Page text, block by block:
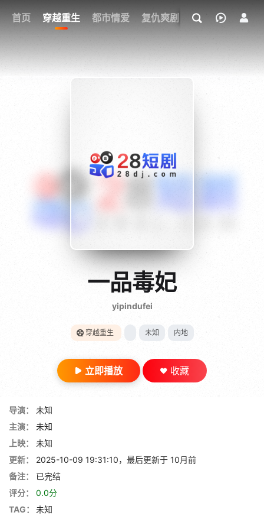
首页 穿越重生 都市情爱 复仇爽剧 玄幻武侠 奇幻
我的观影记录
{if condition="$obj.vod_points
28短剧一品毒妃
yipindufei
穿越重生 未知 内地
立即播放 收藏
导演：
未知
主演：
未知
上映：
未知
更新：
2025-10-09 19:31:10，最后更新于 10月前
备注：
已完结
评分：
0.0分
TAG：
未知